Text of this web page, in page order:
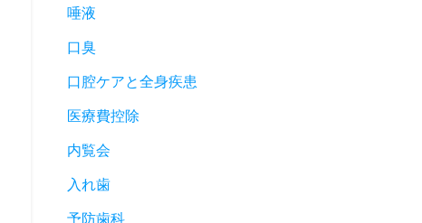
唾液
口臭
口腔ケアと全身疾患
医療費控除
内覧会
入れ歯
予防歯科